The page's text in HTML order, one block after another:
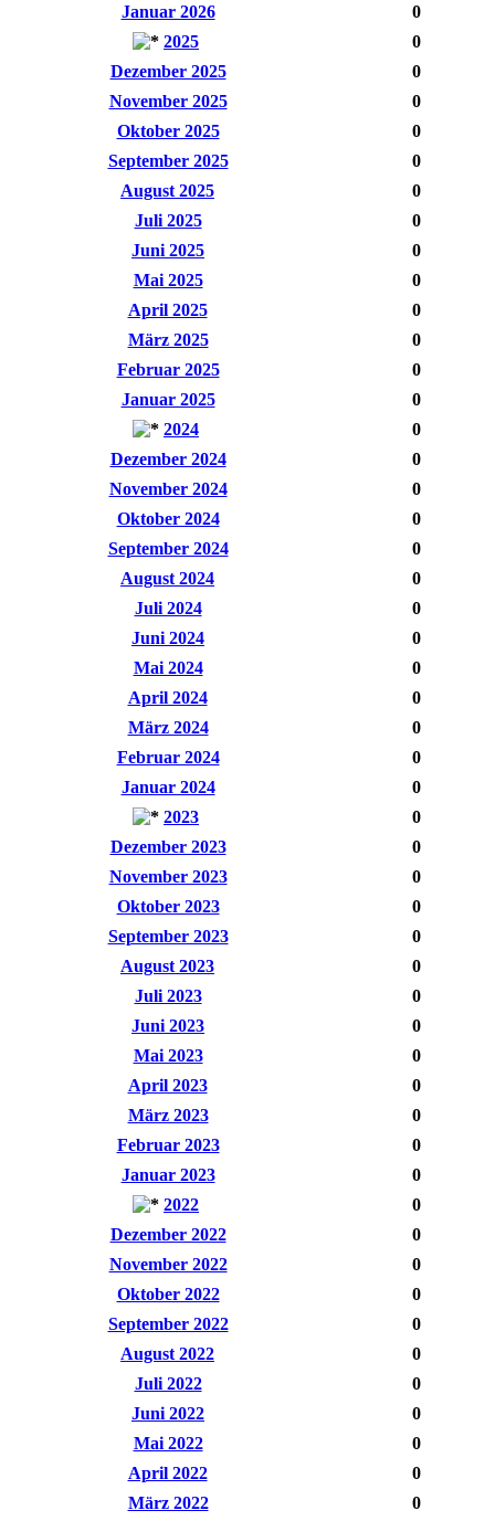
Januar 2026
0
2025
0
Dezember 2025
0
November 2025
0
Oktober 2025
0
September 2025
0
August 2025
0
Juli 2025
0
Juni 2025
0
Mai 2025
0
April 2025
0
März 2025
0
Februar 2025
0
Januar 2025
0
2024
0
Dezember 2024
0
November 2024
0
Oktober 2024
0
September 2024
0
August 2024
0
Juli 2024
0
Juni 2024
0
Mai 2024
0
April 2024
0
März 2024
0
Februar 2024
0
Januar 2024
0
2023
0
Dezember 2023
0
November 2023
0
Oktober 2023
0
September 2023
0
August 2023
0
Juli 2023
0
Juni 2023
0
Mai 2023
0
April 2023
0
März 2023
0
Februar 2023
0
Januar 2023
0
2022
0
Dezember 2022
0
November 2022
0
Oktober 2022
0
September 2022
0
August 2022
0
Juli 2022
0
Juni 2022
0
Mai 2022
0
April 2022
0
März 2022
0